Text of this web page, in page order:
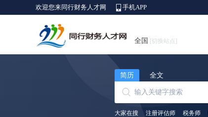
欢迎您来同行财务人才网 手机APP
全国 [切换站点]
简历 全文
大家在搜 注册评估师 税务师